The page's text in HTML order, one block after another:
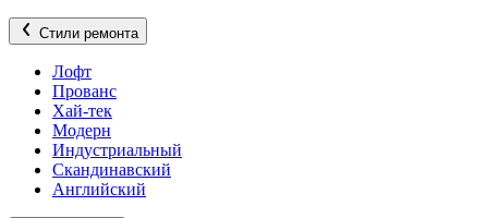
Стили ремонта
Лофт
Прованс
Хай-тек
Модерн
Индустриальный
Скандинавский
Английский